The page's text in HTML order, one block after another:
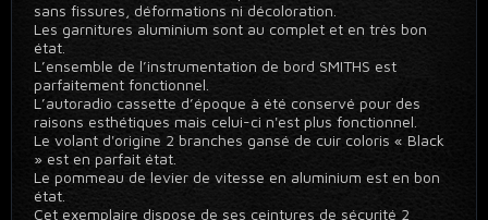
sans fissures, déformations ni décoloration.
Les garnitures aluminium sont au complet et en très bon
état.
L’ensemble de l’instrumentation de bord SMITHS est
parfaitement fonctionnel.
L’autoradio cassette d’époque à été conservé pour des
raisons esthétiques mais celui-ci n'est plus fonctionnel.
Le volant d'origine 2 branches gansé de cuir coloris « Black
» est en parfait état.
Le pommeau de levier de vitesse en aluminium est en bon
état.
Cet exemplaire dispose de ses ceintures de sécurité 2